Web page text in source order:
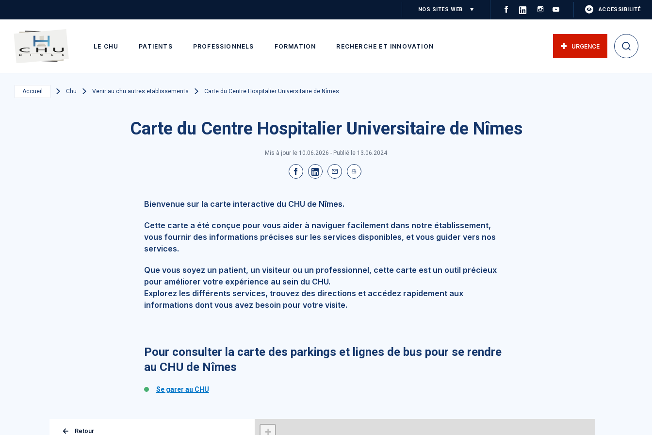
LE CHU PATIENTS PROFESSIONNELS FORMATION RECHERCHE ET INNOVATION
NOS SITES WEB ACCESSIBILITÉ
URGENCE
Accueil Chu Venir au chu autres etablissements Carte du Centre Hospitalier Universitaire de Nîmes
Carte du Centre Hospitalier Universitaire de Nîmes
Mis à jour le 10.06.2026 - Publié le 13.06.2024
Bienvenue sur la carte interactive du CHU de Nîmes.
Cette carte a été conçue pour vous aider à naviguer facilement dans notre établissement,
vous fournir des informations précises sur les services disponibles, et vous guider vers nos
services.
Que vous soyez un patient, un visiteur ou un professionnel, cette carte est un outil précieux
pour améliorer votre expérience au sein du CHU.
Explorez les différents services, trouvez des directions et accédez rapidement aux
informations dont vous avez besoin pour votre visite.
Pour consulter la carte des parkings et lignes de bus pour se rendre
au CHU de Nîmes
Se garer au CHU
Retour +